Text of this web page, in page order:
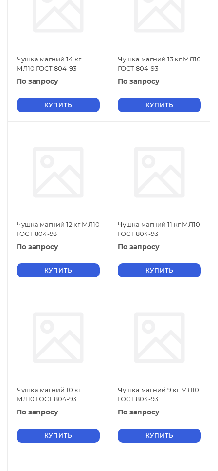
Чушка магний 14 кг
МЛ10 ГОСТ 804-93
По запросу
КУПИТЬ
Чушка магний 13 кг МЛ10
ГОСТ 804-93
По запросу
КУПИТЬ
Чушка магний 12 кг МЛ10
ГОСТ 804-93
По запросу
КУПИТЬ
Чушка магний 11 кг МЛ10
ГОСТ 804-93
По запросу
КУПИТЬ
Чушка магний 10 кг
МЛ10 ГОСТ 804-93
По запросу
КУПИТЬ
Чушка магний 9 кг МЛ10
ГОСТ 804-93
По запросу
КУПИТЬ